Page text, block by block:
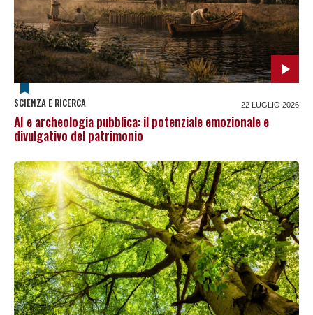
SCIENZA E RICERCA 22 LUGLIO 2026
AI e archeologia pubblica: il potenziale emozionale e
divulgativo del patrimonio